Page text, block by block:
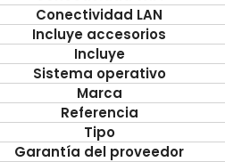
Conectividad LAN
Incluye accesorios
Incluye
Sistema operativo
Marca
Referencia
Tipo
Garantía del proveedor